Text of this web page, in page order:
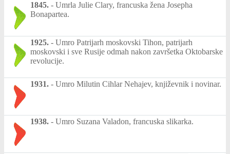
1845. - Umrla Julie Clary, francuska žena Josepha
Bonapartea.
1925. - Umro Patrijarh moskovski Tihon, patrijarh
moskovski i sve Rusije odmah nakon završetka Oktobarske
revolucije.
1931. - Umro Milutin Cihlar Nehajev, književnik i novinar.
1938. - Umro Suzana Valadon, francuska slikarka.